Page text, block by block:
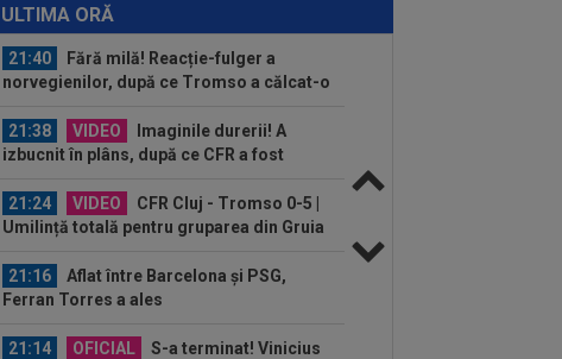
ULTIMA ORĂ
după CFR - Tromso 0-5: ”Am arătat rău...
21:40
Fără milă! Reacție-fulger a
norvegienilor, după ce Tromso a călcat-o
21:38
VIDEO
Imaginile durerii! A
izbucnit în plâns, după ce CFR a fost
21:24
VIDEO
CFR Cluj - Tromso 0-5 |
Umilință totală pentru gruparea din Gruia
21:16
Aflat între Barcelona și PSG,
Ferran Torres a ales
21:14 OFICIAL
S-a terminat! Vinicius